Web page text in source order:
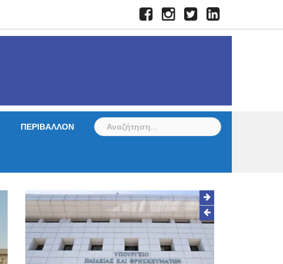
FacebookInstagramTwitterLinkedIn
ΠΕΡΙΒΑΛΛΟΝ
Αναζήτηση
για: